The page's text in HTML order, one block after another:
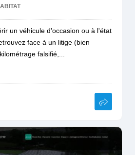
un véhicule d'occasion ou à l'état
face à un litige (bien
falsifié,...